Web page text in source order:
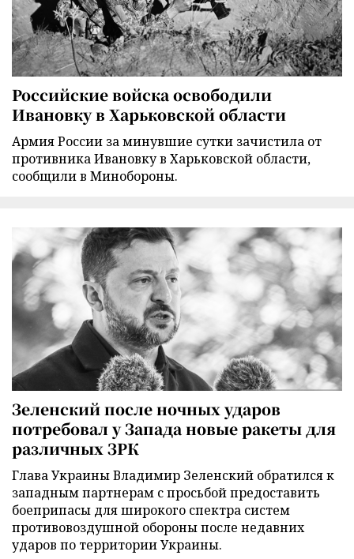
Российские войска освободили
Ивановку в Харьковской области
Армия России за минувшие сутки зачистила от
противника Ивановку в Харьковской области,
сообщили в Минобороны.
Зеленский после ночных ударов
потребовал у Запада новые ракеты для
различных ЗРК
Глава Украины Владимир Зеленский обратился к
западным партнерам с просьбой предоставить
боеприпасы для широкого спектра систем
противовоздушной обороны после недавних
ударов по территории Украины.